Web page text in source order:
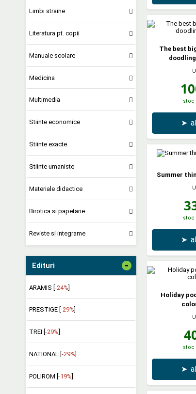
Limbi straine
Literatura pt. copii
Manuale scolare
Medicina
Multimedia
Stiinte economice
Stiinte exacte
Stiinte umaniste
Materiale didactice
Birotica si papetarie
Reviste si integrame
Edituri -
ARAMIS [-24%]
PRESTIGE [ -29%
TREI [ -29%
NATIONAL [ -29%
POLIROM [ -19%
The best
stoc
➤
Summer
stoc
➤
Holiday
stoc
➤